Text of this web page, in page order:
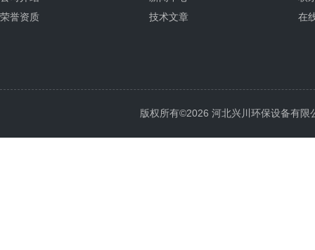
荣誉资质
技术文章
在
版权所有©2026 河北兴川环保设备有